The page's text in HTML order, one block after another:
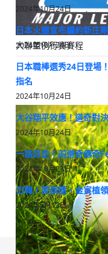
大聯盟例行賽賽程
2024年10月24日
日本火腿宣布續約新庄
2024年10月24日
日本職棒選秀24日登場
指名
2024年10月24日
大谷翔平效應！道奇對
2024年10月24日
一路好走！前道奇傳
2024年10月23日
日韓 / 原辰德、金寅植
2024年5月13日